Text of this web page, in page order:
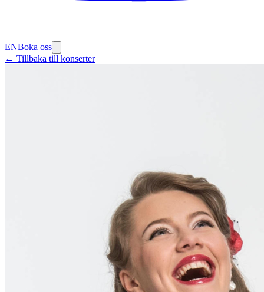
ENBoka oss
← Tillbaka till konserter